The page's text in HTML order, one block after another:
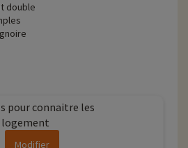
double
pour connaitre les
logement
Modifier